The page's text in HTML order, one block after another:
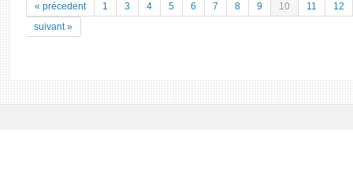
« précedent 1 3 4 5 6 7 8 9 10 11
12
suivant »